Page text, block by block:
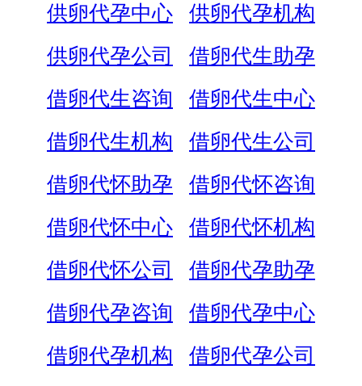
供卵代孕中心
供卵代孕机构
供卵代孕公司
借卵代生助孕
借卵代生咨询
借卵代生中心
借卵代生机构
借卵代生公司
借卵代怀助孕
借卵代怀咨询
借卵代怀中心
借卵代怀机构
借卵代怀公司
借卵代孕助孕
借卵代孕咨询
借卵代孕中心
借卵代孕机构
借卵代孕公司